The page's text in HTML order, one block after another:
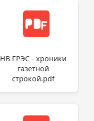
НВ ГРЭС - хроники
газетной
строкой.pdf